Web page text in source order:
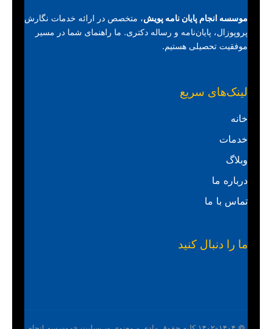
موسسه انجام پایان نامه پویش، متخصص در ارائه خدمات نگارش
پروپوزال، پایان‌نامه و رساله دکتری. ما راهنمای شما در مسیر
موفقیت تحصیلی هستیم.
لینک‌های سریع
خانه
خدمات
وبلاگ
درباره ما
تماس با ما
ما را دنبال کنید